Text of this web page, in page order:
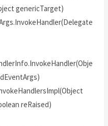
genericTarget)
reRaised)